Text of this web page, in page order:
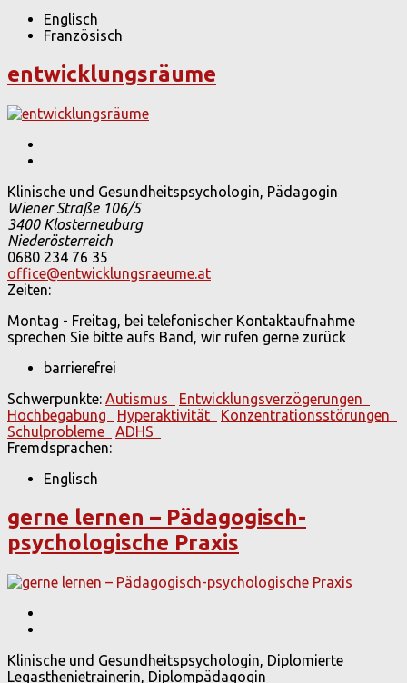
Englisch
Französisch
entwicklungsräume
Klinische und Gesundheitspsychologin, Pädagogin
Wiener Straße 106/5
3400Klosterneuburg
Niederösterreich
0680 234 76 35
office@entwicklungsraeume.at
Zeiten:
Montag - Freitag, bei telefonischer Kontaktaufnahme
sprechen Sie bitte aufs Band, wir rufen gerne zurück
barrierefrei
Schwerpunkte: Autismus
Entwicklungsverzögerungen
Hochbegabung
Hyperaktivität
Konzentrationsstörungen
Schulprobleme
ADHS
Fremdsprachen:
Englisch
gerne lernen – Pädagogisch-
psychologische Praxis
Klinische und Gesundheitspsychologin, Diplomierte
Legasthenietrainerin, Diplompädagogin